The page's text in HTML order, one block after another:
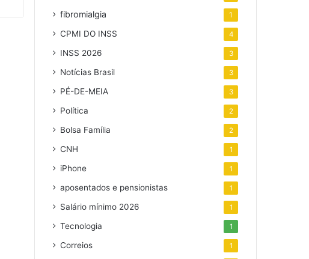
fibromialgia 1
CPMI DO INSS 4
INSS 2026 3
Notícias Brasil 3
PÉ-DE-MEIA 3
Política 2
Bolsa Família 2
CNH 1
iPhone 1
aposentados e pensionistas 1
Salário mínimo 2026 1
Tecnologia 1
Correios 1